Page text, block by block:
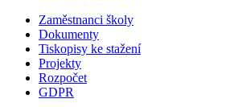
Zaměstnanci školy
Dokumenty
Tiskopisy ke stažení
Projekty
Rozpočet
GDPR